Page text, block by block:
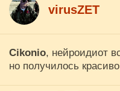
virusZET
Cikоnio, нейроидиот
но получилось